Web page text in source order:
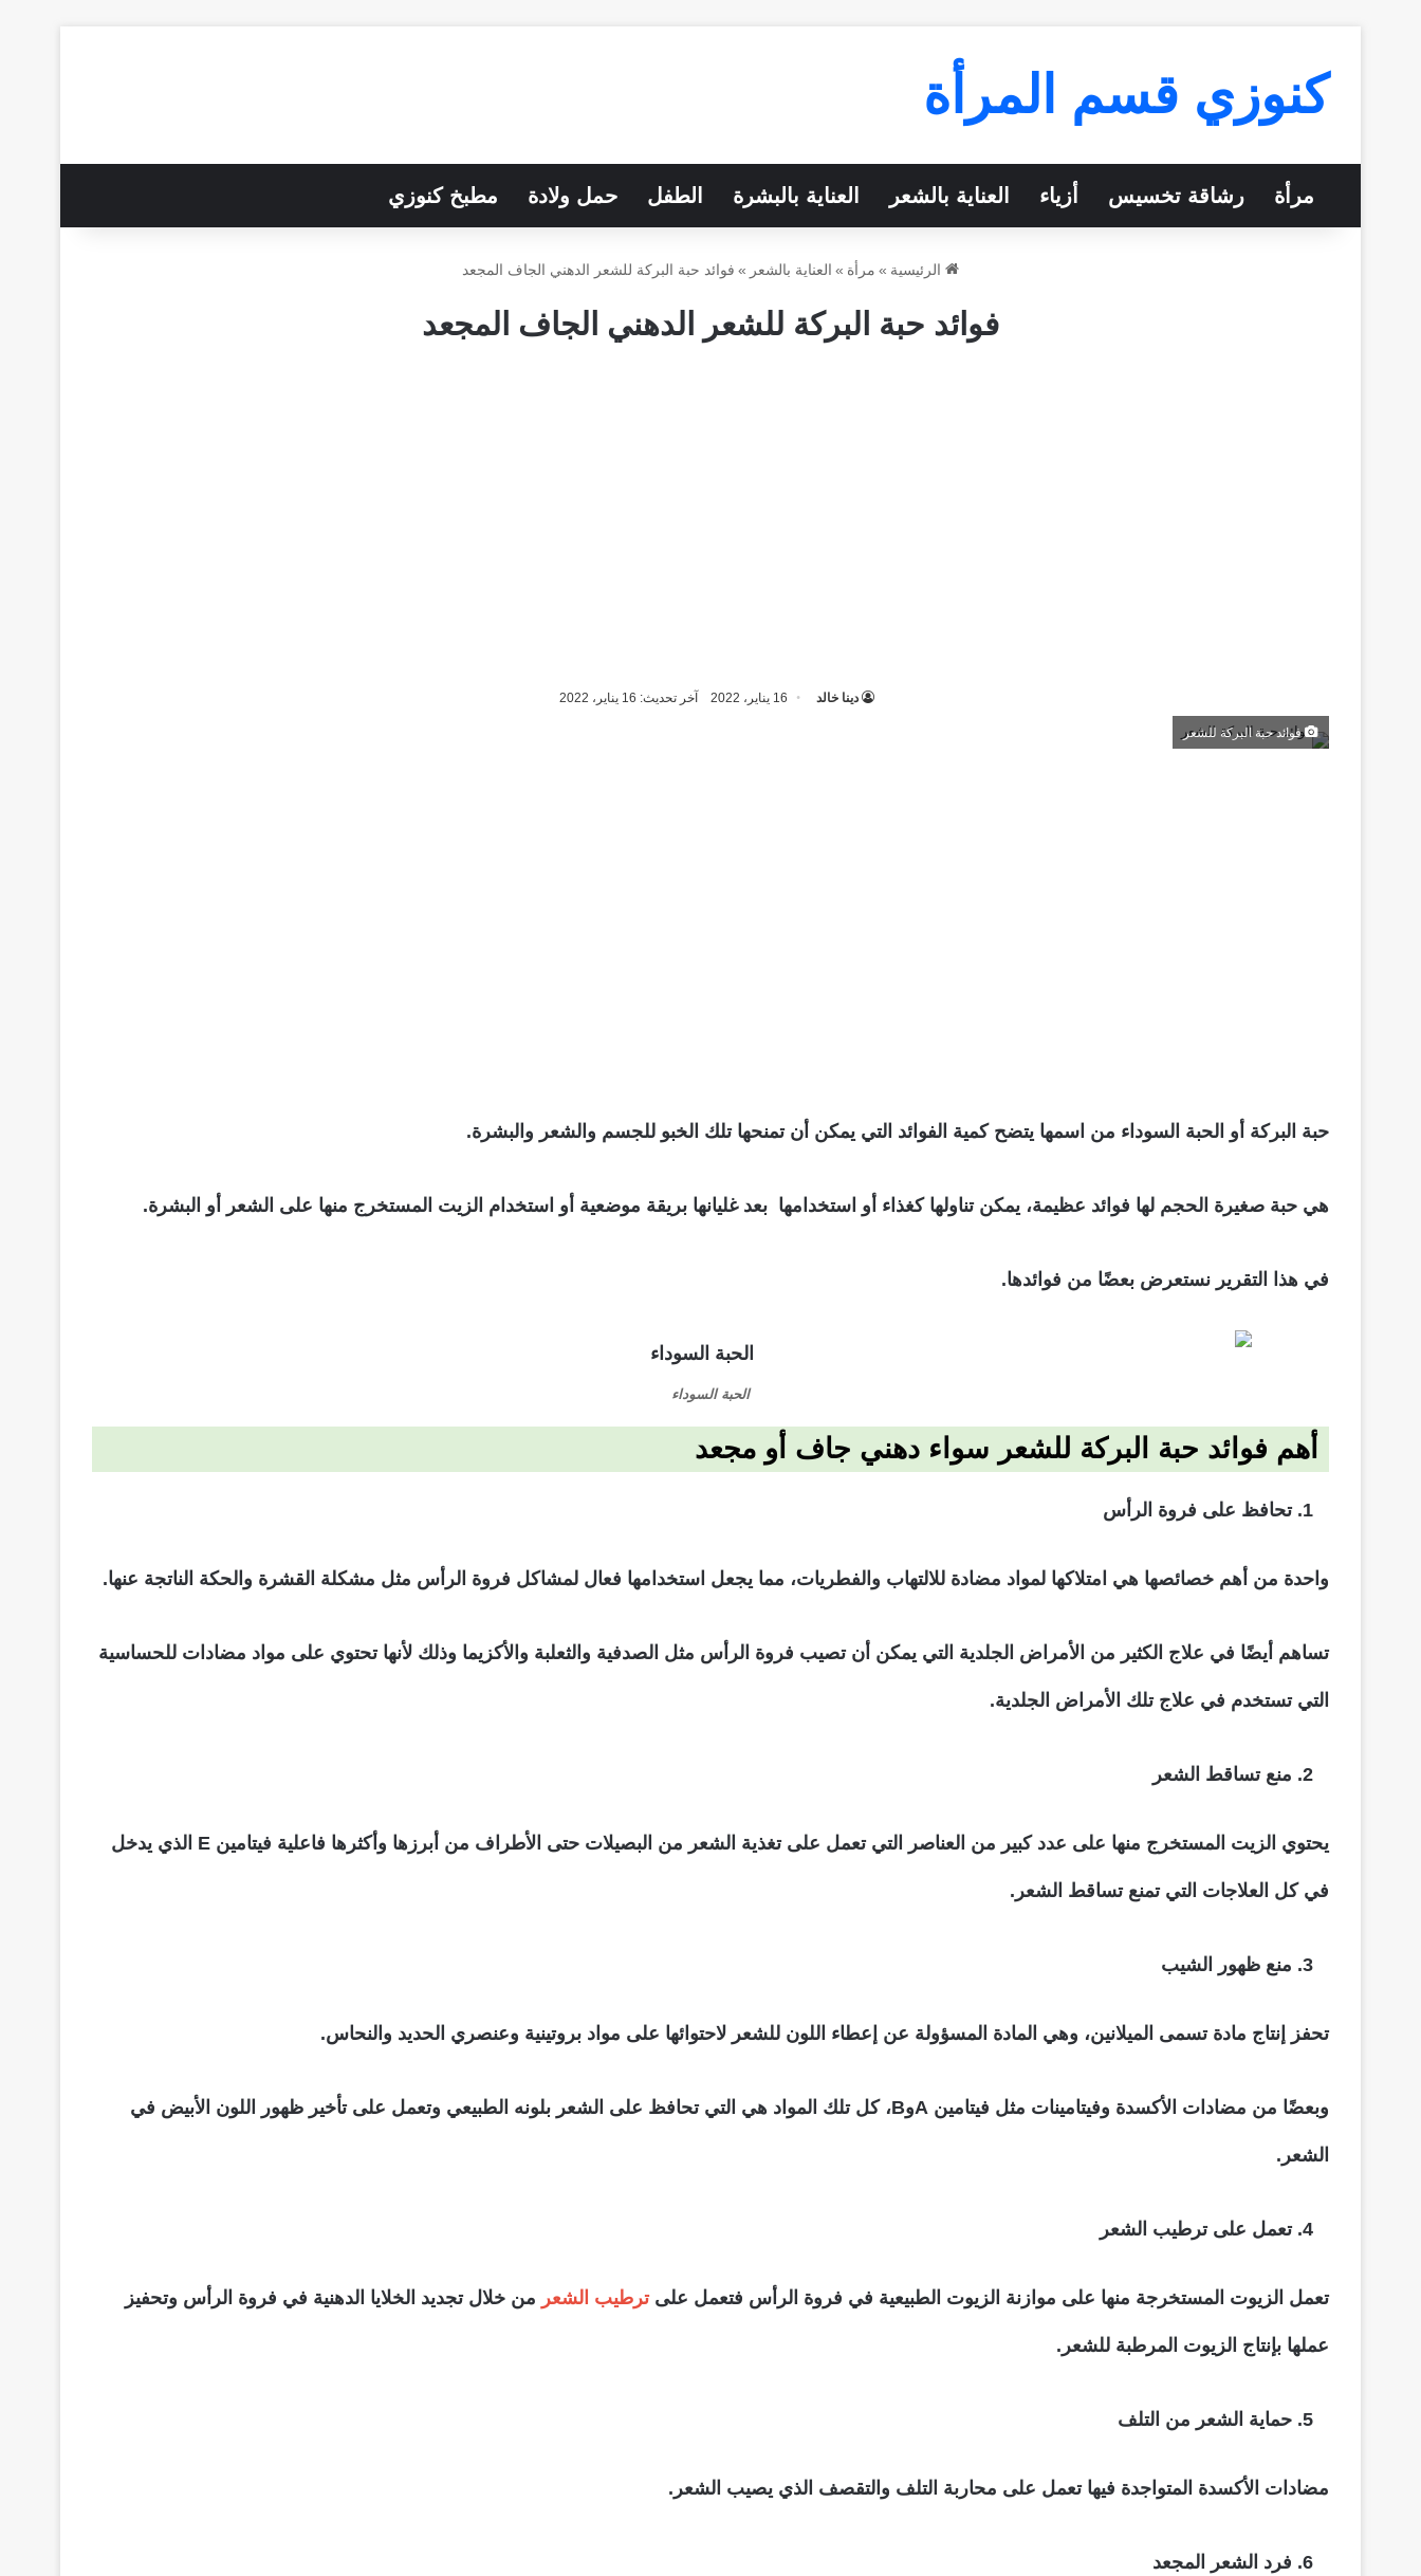
كنوزي قسم المرأة
مرأة رشاقة تخسيس أزياء العناية بالشعر العناية بالبشرة الطفل حمل ولادة مطبخ كنوزي
الرئيسية » مرأة » العناية بالشعر » فوائد حبة البركة للشعر الدهني الجاف المجعد
فوائد حبة البركة للشعر الدهني الجاف المجعد
دينا خالد 16 يناير، 2022 آخر تحديث: 16 يناير، 2022
فوائد حبة البركة للشعر
حبة البركة أو الحبة السوداء من اسمها يتضح كمية الفوائد التي يمكن أن تمنحها تلك الخبو للجسم والشعر والبشرة.
هي حبة صغيرة الحجم لها فوائد عظيمة، يمكن تناولها كغذاء أو استخدامها بعد غليانها بريقة موضعية أو استخدام الزيت المستخرج منها على الشعر أو البشرة.
في هذا التقرير نستعرض بعضًا من فوائدها.
الحبة السوداء
أهم فوائد حبة البركة للشعر سواء دهني جاف أو مجعد
تحافظ على فروة الرأس
واحدة من أهم خصائصها هي امتلاكها لمواد مضادة للالتهاب والفطريات، مما يجعل استخدامها فعال لمشاكل فروة الرأس مثل مشكلة القشرة والحكة الناتجة عنها.
تساهم أيضًا في علاج الكثير من الأمراض الجلدية التي يمكن أن تصيب فروة الرأس مثل الصدفية والثعلبة والأكزيما وذلك لأنها تحتوي على مواد مضادات للحساسية
التي تستخدم في علاج تلك الأمراض الجلدية.
منع تساقط الشعر
يحتوي الزيت المستخرج منها على عدد كبير من العناصر التي تعمل على تغذية الشعر من البصيلات حتى الأطراف من أبرزها وأكثرها فاعلية فيتامين E الذي يدخل
في كل العلاجات التي تمنع تساقط الشعر.
منع ظهور الشيب
تحفز إنتاج مادة تسمى الميلانين، وهي المادة المسؤولة عن إعطاء اللون للشعر لاحتوائها على مواد بروتينية وعنصري الحديد والنحاس.
وبعضًا من مضادات الأكسدة وفيتامينات مثل فيتامين AوB، كل تلك المواد هي التي تحافظ على الشعر بلونه الطبيعي وتعمل على تأخير ظهور اللون الأبيض في
الشعر.
تعمل على ترطيب الشعر
تعمل الزيوت المستخرجة منها على موازنة الزيوت الطبيعية في فروة الرأس فتعمل علىترطيب الشعر من خلال تجديد الخلايا الدهنية في فروة الرأس وتحفيز
عملها بإنتاج الزيوت المرطبة للشعر.
حماية الشعر من التلف
مضادات الأكسدة المتواجدة فيها تعمل على محاربة التلف والتقصف الذي يصيب الشعر.
فرد الشعر المجعد